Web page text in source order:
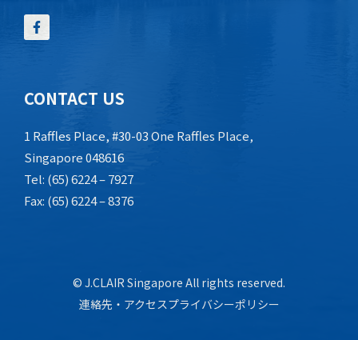
CONTACT US
1 Raffles Place, #30-03 One Raffles Place,
Singapore 048616
Tel: (65) 6224 – 7927
Fax: (65) 6224 – 8376
© J.CLAIR Singapore All rights reserved.
連絡先・アクセスプライバシーポリシー